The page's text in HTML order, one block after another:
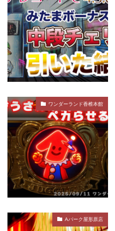
ワンダーランド香椎本館
Aパーク屋形原店